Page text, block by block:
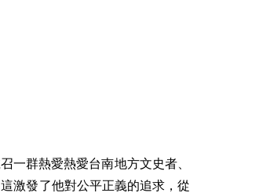
一群熱愛熱愛台南地方文史者、
激發了他對公平正義的追求，從